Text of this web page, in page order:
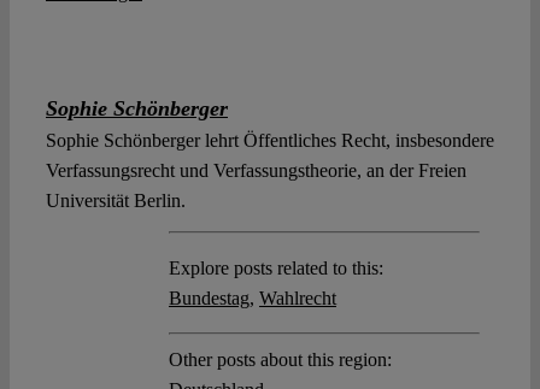
Sophie Schönberger
Sophie Schönberger lehrt Öffentliches Recht, insbesondere
Verfassungsrecht und Verfassungstheorie, an der Freien
Universität Berlin.
Explore posts related to this:
Bundestag, Wahlrecht
Other posts about this region: